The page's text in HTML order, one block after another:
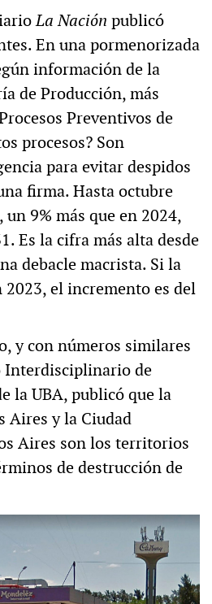
La Nación publicó
En una pormenorizada
información de la
de Producción, más
Preventivos de
procesos? Son
para evitar despidos
firma. Hasta octubre
un 9% más que en 2024,
Es la cifra más alta desde
debacle macrista. Si la
2023, el incremento es del
y con números similares
Interdisciplinario de
la UBA, publicó que la
Aires y la Ciudad
Aires son los territorios
de destrucción de